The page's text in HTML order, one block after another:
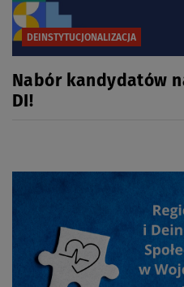
DEINSTYTUCJONALIZACJA
Nabór kandydatów
DI!